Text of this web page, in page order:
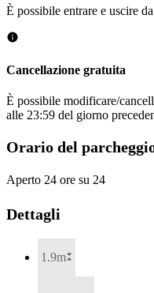
È possibile entrare e uscire
Cancellazione gratuita
È possibile modificare/
alle 23:59 del giorno
Orario del
Aperto 24 ore su 24
Dettagli
1.9m